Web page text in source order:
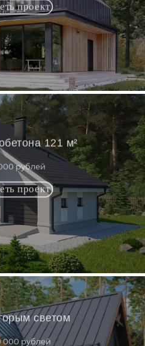
121 м²
рублей
светом
000 рублей